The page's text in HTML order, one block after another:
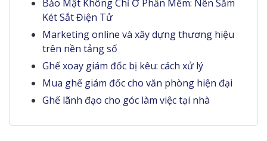
Bảo Mật Không Chỉ Ở Phần Mềm: Nên Sắm
Két Sắt Điện Tử
Marketing online và xây dựng thương hiệu
trên nền tảng số
Ghế xoay giám đốc bị kêu: cách xử lý
Mua ghế giám đốc cho văn phòng hiện đại
Ghế lãnh đạo cho góc làm việc tại nhà